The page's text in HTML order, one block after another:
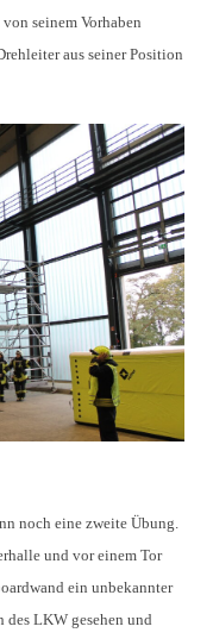
seinem Vorhaben
aus seiner Position
noch eine zweite Übung.
und vor einem Tor
ein unbekannter
des LKW gesehen und